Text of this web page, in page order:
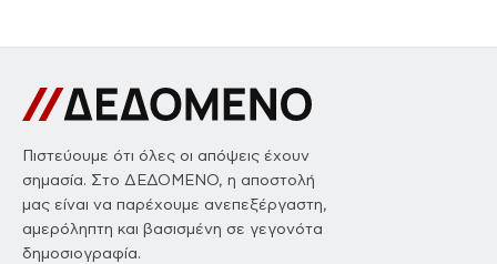
Πιστεύουμε ότι όλες οι απόψεις έχουν
σημασία. Στο ΔΕΔΟΜΕΝΟ, η αποστολή
μας είναι να παρέχουμε ανεπεξέργαστη,
αμερόληπτη και βασισμένη σε γεγονότα
δημοσιογραφία.